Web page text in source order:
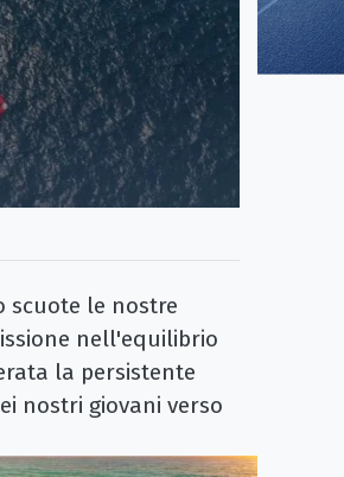
scuote le nostre
nell'equilibrio
la persistente
nostri giovani verso